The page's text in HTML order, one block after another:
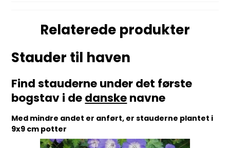
Relaterede produkter
Stauder til haven
Find stauderne under det første
bogstav i dedanskenavne
Med mindre andet er anført, er stauderne plantet i
9x9 cm potter